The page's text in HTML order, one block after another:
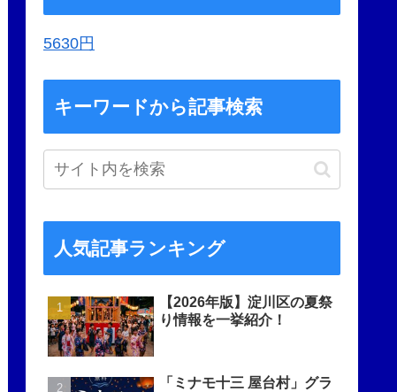
5630円
キーワードから記事検索
人気記事ランキング
【2026年版】淀川区の夏祭
り情報を一挙紹介！
「ミナモ十三 屋台村」グラ